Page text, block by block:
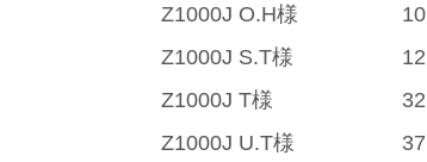
Z1000J O.H様
10
Z1000J S.T様
12
Z1000J T様
32
Z1000J U.T様
37